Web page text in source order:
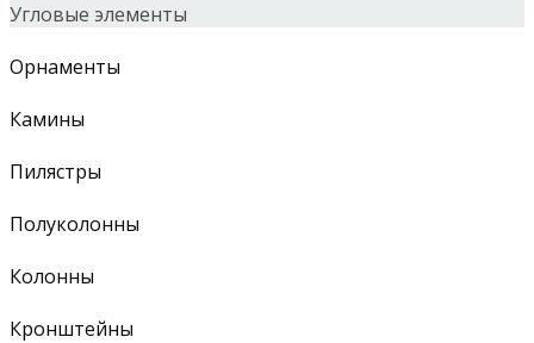
Угловые элементы
Орнаменты
Камины
Пилястры
Полуколонны
Колонны
Кронштейны